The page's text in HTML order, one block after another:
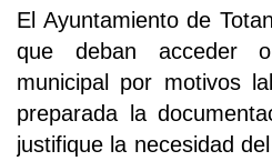
El Ayuntamiento de
que deban acceder
municipal por motivos
preparada la
justifique la necesidad